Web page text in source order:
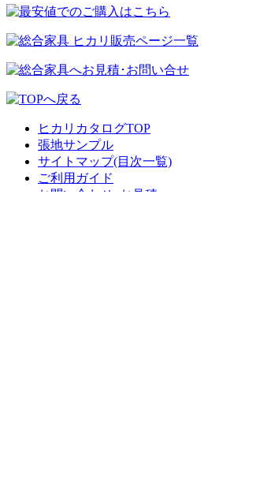
ヒカリカタログTOP
張地サンプル
サイトマップ(目次一覧)
ご利用ガイド
お問い合わせ･お見積